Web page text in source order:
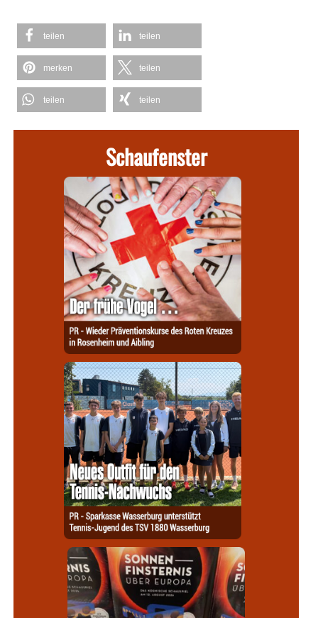
teilen teilen
merken teilen
teilen teilen
Schaufenster